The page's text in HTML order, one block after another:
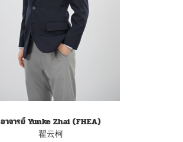
อาจารย์ Yunke Zhai(FHEA)
翟云柯